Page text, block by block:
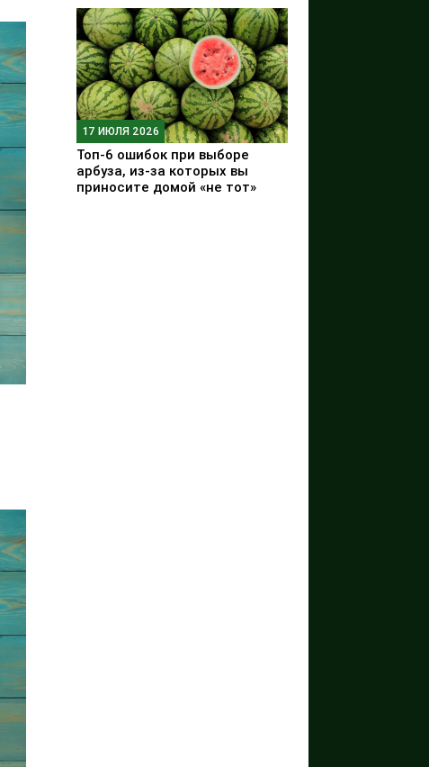
17 ИЮЛЯ 2026
Топ-6 ошибок при выборе
арбуза, из-за которых вы
приносите домой «не тот»